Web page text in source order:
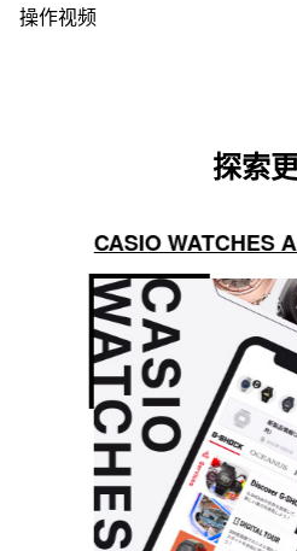
操作视频
探索
CASIO WATCHES